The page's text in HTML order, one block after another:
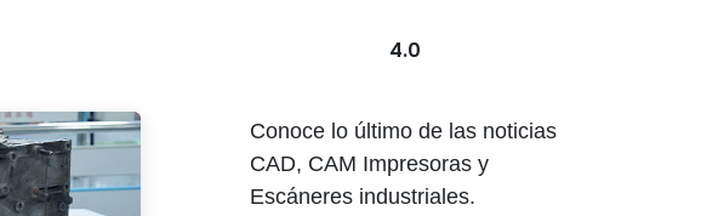
4.0
Conoce lo último de las noticias
CAD, CAM Impresoras y
Escáneres industriales.